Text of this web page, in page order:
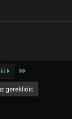
Last
gereklidir.